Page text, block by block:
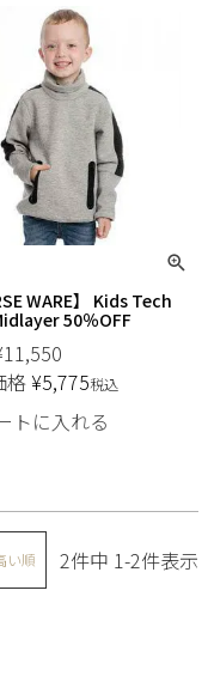
WARE】 Kids Tech
50％OFF
11,550
格 ¥5,775税込
トに入れる
い順 2件中 1-2件表示